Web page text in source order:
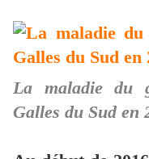
La maladie du
Galles du Sud en